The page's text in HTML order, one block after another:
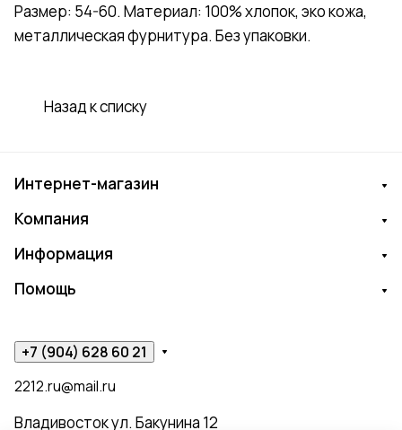
Размер: 54-60. Материал: 100% хлопок, эко кожа,
металлическая фурнитура. Без упаковки.
Назад к списку
Интернет-магазин
Компания
Информация
Помощь
+7 (904) 628 60 21
2212.ru@mail.ru
Владивосток ул. Бакунина 12